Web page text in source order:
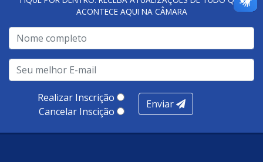
A metodologia de avaliação se concentra em 7 pilares:
qualidade no atendimento remoto, gestão, oferta /
realização de soluções, ambiente de negócios,
infraestrutura, presença digital e cobertura e
produtividade. Somados, todos as categorias totalizam
Kennedy.
ACONTECE AQUI NA CÂMARA
Realizar Inscrição
Cancelar Inscição
Enviar